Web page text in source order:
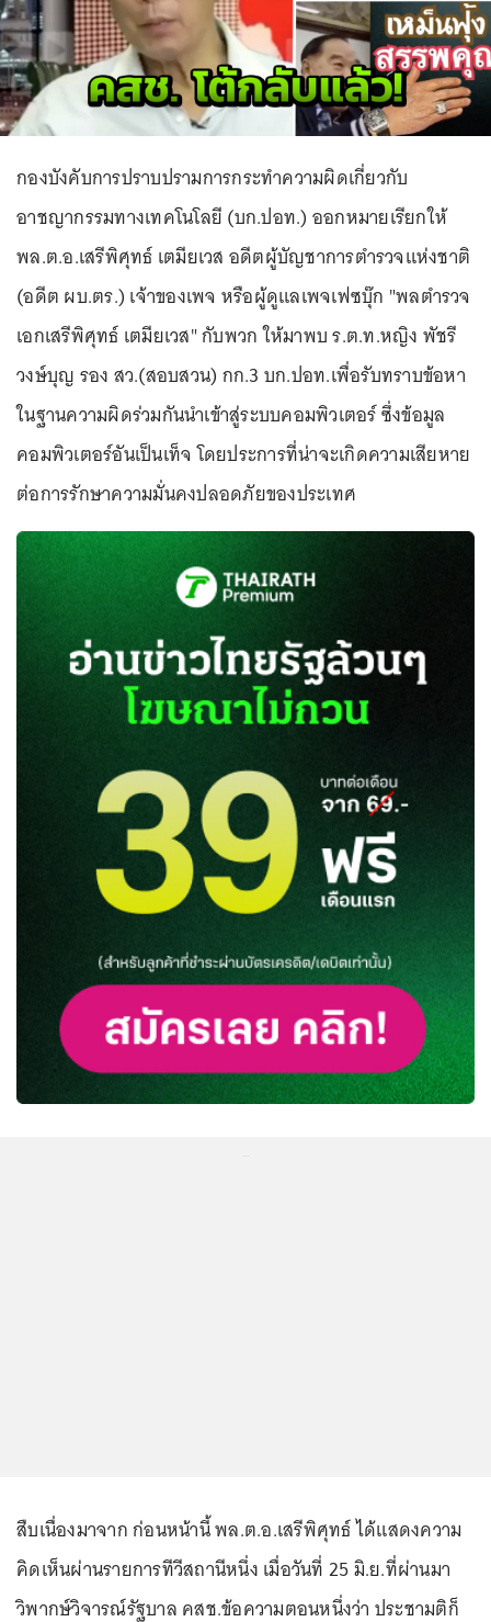
กองบังคับการปราบปรามการกระทำความผิดเกี่ยวกับ
อาชญากรรมทางเทคโนโลยี (บก.ปอท.) ออกหมายเรียกให้
พล.ต.อ.เสรีพิศุทธ์ เตมียเวส อดีตผู้บัญชาการตำรวจแห่งชาติ
(อดีต ผบ.ตร.) เจ้าของเพจ หรือผู้ดูแลเพจเฟซบุ๊ก "พลตำรวจ
เอกเสรีพิศุทธ์ เตมียเวส" กับพวก ให้มาพบ ร.ต.ท.หญิง พัชรี
วงษ์บุญ รอง สว.(สอบสวน) กก.3 บก.ปอท.เพื่อรับทราบข้อหา
ในฐานความผิดร่วมกันนำเข้าสู่ระบบคอมพิวเตอร์ ซึ่งข้อมูล
คอมพิวเตอร์อันเป็นเท็จ โดยประการที่น่าจะเกิดความเสียหาย
ต่อการรักษาความมั่นคงปลอดภัยของประเทศ
สืบเนื่องมาจาก ก่อนหน้านี้ พล.ต.อ.เสรีพิศุทธ์ ได้แสดงความ
คิดเห็นผ่านรายการทีวีสถานีหนึ่ง เมื่อวันที่ 25 มิ.ย.ที่ผ่านมา
วิพากษ์วิจารณ์รัฐบาล คสช.ข้อความตอนหนึ่งว่า ประชามติก็